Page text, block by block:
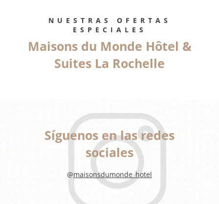
NUESTRAS OFERTAS
ESPECIALES
Maisons du Monde Hôtel &
Suites La Rochelle
Síguenos en las redes
sociales
@maisonsdumonde_hotel
el fin de gestionar su solicitud. Los datos se conservarán durante 3 años. Tiene derecho de
personales no se ajusta a los requisitos legales vigentes.